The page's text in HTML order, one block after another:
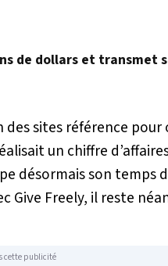
de dollars et transmet
des sites référence pour
un chiffre
désormais son temps
Give Freely, il reste
cette publicité